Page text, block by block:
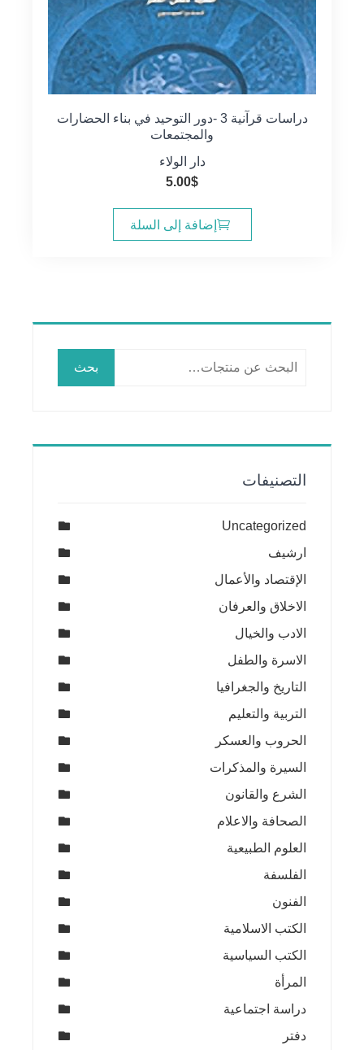
دراسات قرآنية 3 -دور التوحيد في بناء الحضارات
والمجتمعات
دار الولاء
5.00$
إضافة إلى السلة
بحث
التصنيفات
Uncategorized
ارشيف
الإقتصاد والأعمال
الاخلاق والعرفان
الادب والخيال
الاسرة والطفل
التاريخ والجغرافيا
التربية والتعليم
الحروب والعسكر
السيرة والمذكرات
الشرع والقانون
الصحافة والاعلام
العلوم الطبيعية
الفلسفة
الفنون
الكتب الاسلامية
الكتب السياسية
المرأة
دراسة اجتماعية
دفتر